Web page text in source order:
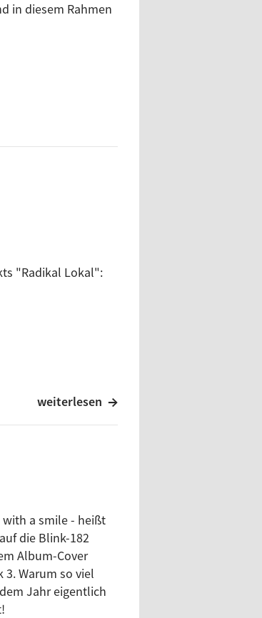
in diesem Rahmen
"Radikal Lokal":
weiterlesen
with a smile - heißt
die Blink-182
Album-Cover
Warum so viel
Jahr eigentlich